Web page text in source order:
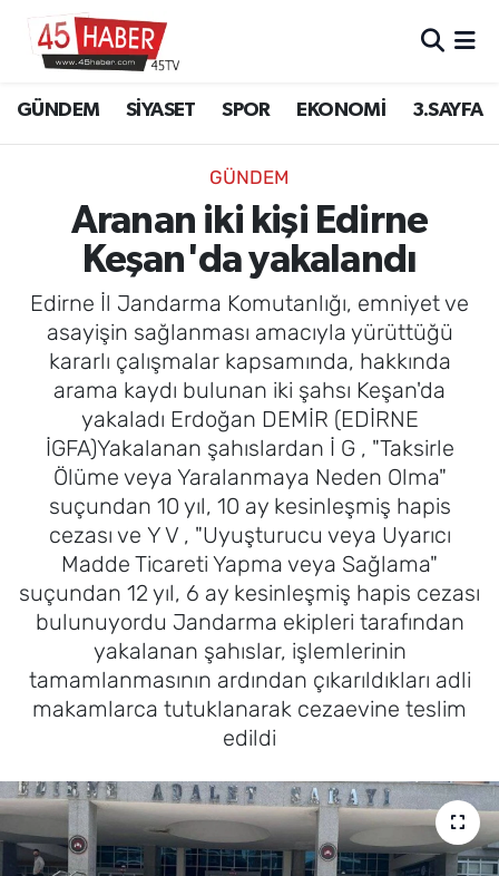
GÜNDEM SİYASET SPOR EKONOMİ 3.SAYFA
GÜNDEM
Aranan iki kişi Edirne
Keşan'da yakalandı
Edirne İl Jandarma Komutanlığı, emniyet ve
asayişin sağlanması amacıyla yürüttüğü
kararlı çalışmalar kapsamında, hakkında
arama kaydı bulunan iki şahsı Keşan'da
yakaladı Erdoğan DEMİR (EDİRNE
İGFA)Yakalanan şahıslardan İ G , "Taksirle
Ölüme veya Yaralanmaya Neden Olma"
suçundan 10 yıl, 10 ay kesinleşmiş hapis
cezası ve Y V , "Uyuşturucu veya Uyarıcı
Madde Ticareti Yapma veya Sağlama"
suçundan 12 yıl, 6 ay kesinleşmiş hapis cezası
bulunuyordu Jandarma ekipleri tarafından
yakalanan şahıslar, işlemlerinin
tamamlanmasının ardından çıkarıldıkları adli
makamlarca tutuklanarak cezaevine teslim
edildi
SİYASET
EKONOMİ
3.SAYFA
EĞİTİM
SAĞLIK
YAŞAM
MAGAZİN
Manisa Hava Durumu
Manisa Namaz Vakitleri
Manisa Trafik Yoğunluk Haritası
Süper Lig Puan Durumu ve Fikstür
Tüm Manşetler
Son Dakika Haberleri
Haber Arşivi